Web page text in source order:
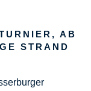
AB
STRAND